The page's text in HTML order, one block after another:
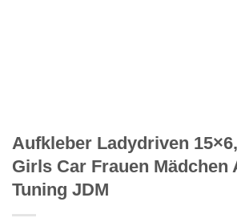
Aufkleber Ladydriven
Girls Car Frauen Mädchen
Tuning JDM